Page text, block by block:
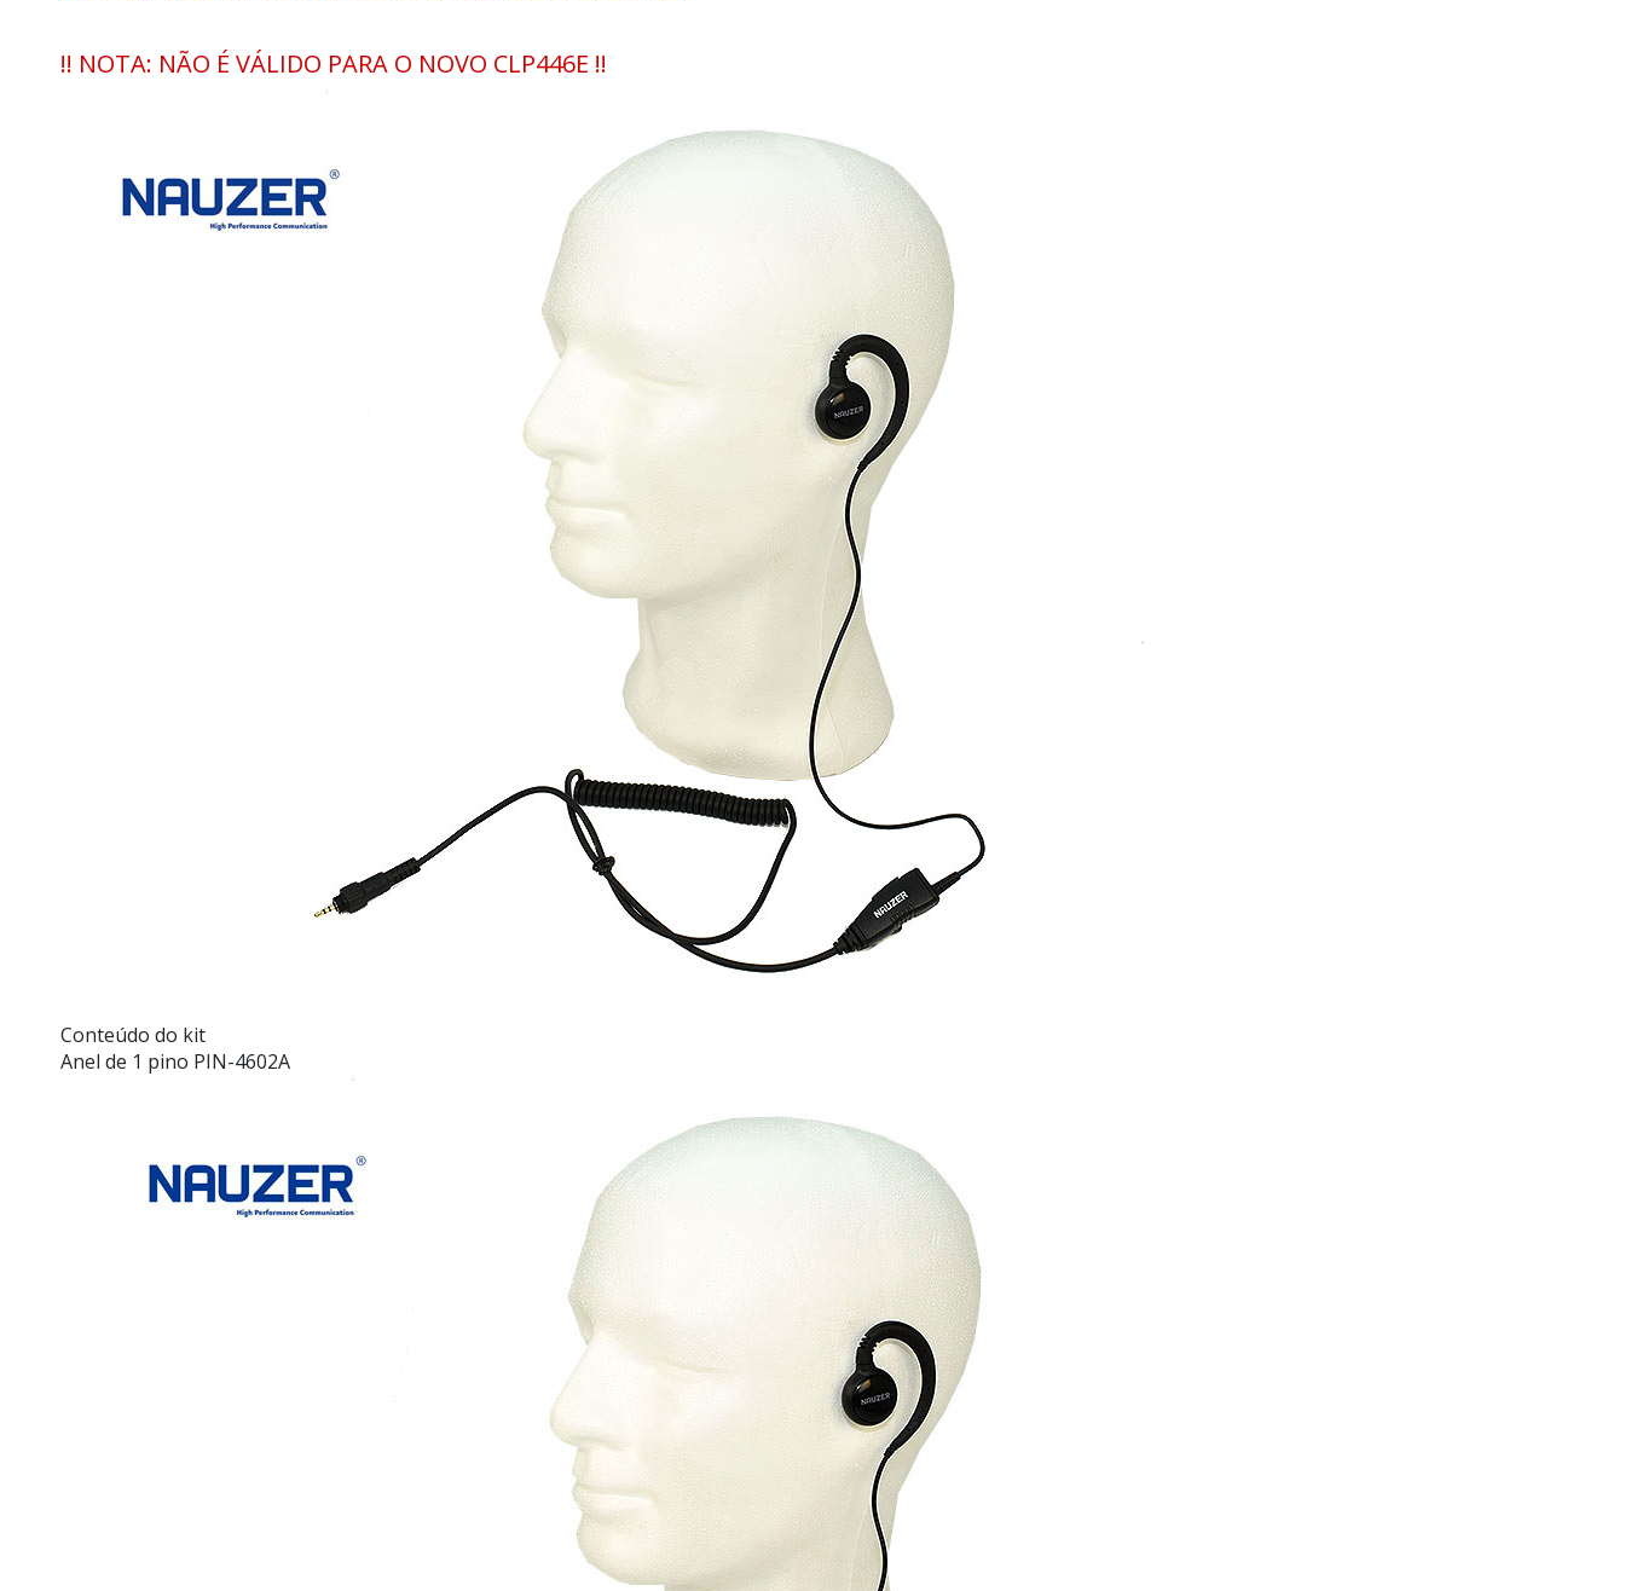
!! NOTA: NÃO É VÁLIDO PARA O NOVO CLP446E !!
Conteúdo do kit
Anel de 1 pino PIN-4602A